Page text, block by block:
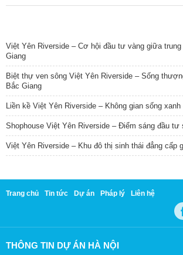
Việt Yên Riverside – Cơ hội đầu tư vàng giữa
Giang
Biệt thự ven sông Việt Yên Riverside – Sống
Bắc Giang
Liền kề Việt Yên Riverside – Không gian sống
Shophouse Việt Yên Riverside – Điểm sáng đầu
Việt Yên Riverside – Khu đô thị sinh thái đẳng cấp
Trang chủ Tin tức Dự án Pháp lý Liên hệ
THÔNG TIN DỰ ÁN HÀ NỘI